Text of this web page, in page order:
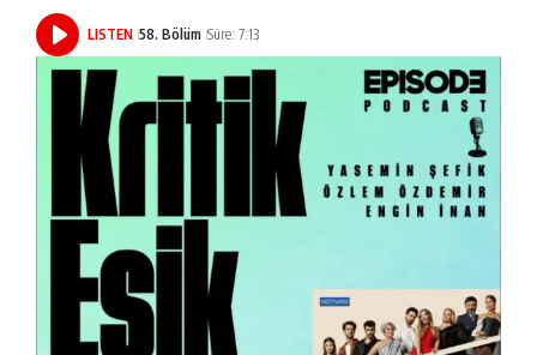
LISTEN 58. Bölüm Süre: 7:13